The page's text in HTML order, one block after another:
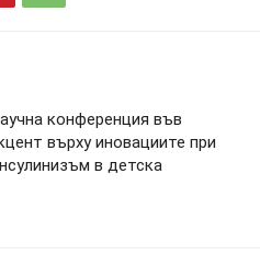
конференция във
върху иновациите при
в детска